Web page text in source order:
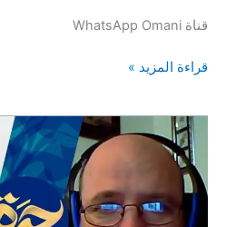
قناة WhatsApp Omani
وجهة
ساجواني
حول
المشاكل
الاسرية
قراءة المزيد »